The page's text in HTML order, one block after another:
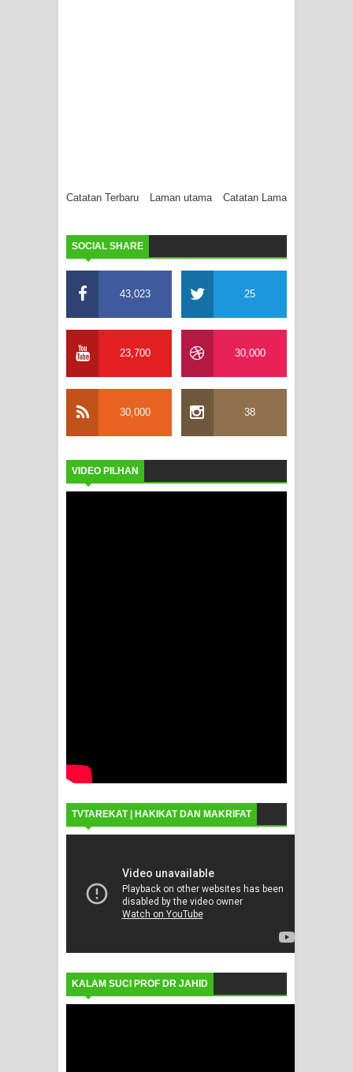
Catatan Terbaru Catatan Lama
Laman utama
SOCIAL SHARE
43,023 25
23,700 30,000
30,000 38
VIDEO PILHAN
TVTAREKAT | HAKIKAT DAN MAKRIFAT
KALAM SUCI PROF DR JAHID